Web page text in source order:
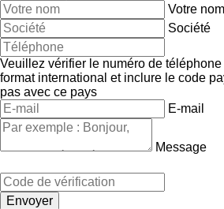
Votre nom
Société
Veuillez vérifier le numéro de
format international et inclure le code
pas avec ce pays
E-mail
Message